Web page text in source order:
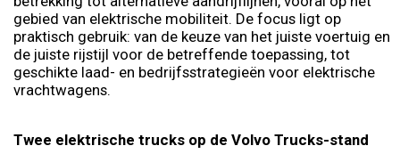
gebied van elektrische mobiliteit. De focus ligt op
praktisch gebruik: van de keuze van het juiste voertuig en
de juiste rijstijl voor de betreffende toepassing, tot
geschikte laad- en bedrijfsstrategieën voor elektrische
vrachtwagens.
Twee elektrische trucks op de Volvo Trucks-stand